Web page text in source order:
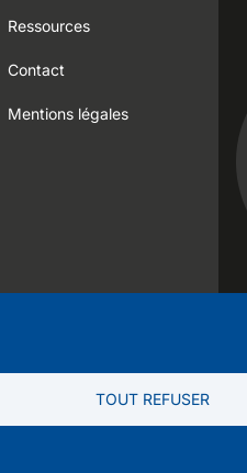
Footer
Ressources
Contact
Mentions légales
TOUT REFUSER